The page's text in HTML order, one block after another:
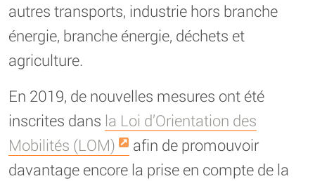
autres transports, industrie hors branche
énergie, branche énergie, déchets et
agriculture.
En 2019, de nouvelles mesures ont été
inscrites dans la Loi d’Orientation des
Mobilités (LOM)
afin de promouvoir
davantage encore la prise en compte de la